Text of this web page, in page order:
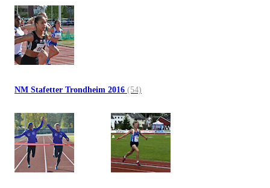
NM Stafetter Trondheim 2016 (54)